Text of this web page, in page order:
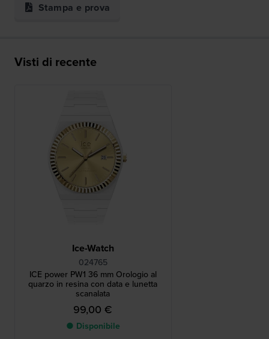
Stampa e prova
Visti di recente
Ice-Watch
024765
ICE power PW1 36 mm Orologio al
quarzo in resina con data e lunetta
scanalata
99,00 €
● Disponibile